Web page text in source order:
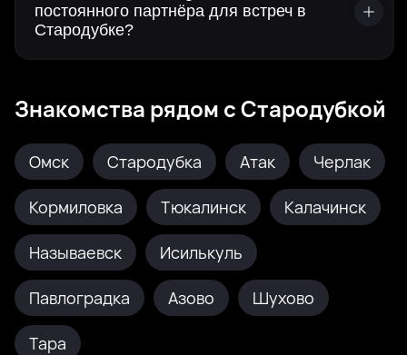
постоянного партнёра для встреч в
Стародубке?
Знакомства рядом с Стародубкой
Омск Стародубка Атак Черлак
Кормиловка Тюкалинск Калачинск
Называевск Исилькуль
Павлоградка Азово Шухово
Тара